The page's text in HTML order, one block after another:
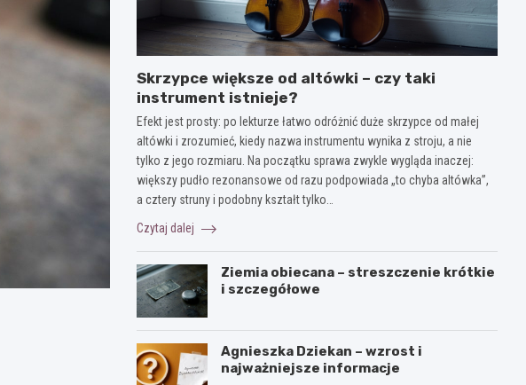
Skrzypce większe od altówki – czy taki
instrument istnieje?
Efekt jest prosty: po lekturze łatwo odróżnić duże skrzypce od małej
altówki i zrozumieć, kiedy nazwa instrumentu wynika z stroju, a nie
tylko z jego rozmiaru. Na początku sprawa zwykle wygląda inaczej:
większy pudło rezonansowe od razu podpowiada „to chyba altówka”,
a cztery struny i podobny kształt tylko…
Czytaj dalej
Ziemia obiecana – streszczenie krótkie
i szczegółowe
Agnieszka Dziekan – wzrost i
najważniejsze informacje